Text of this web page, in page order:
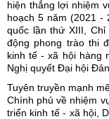
hiện thắng lợi nhiệm
hoạch 5 năm (2021 -
quốc lần thứ XIII, Chỉ
động phong trào thi
kinh tế - xã hội hàng
Nghị quyết Đại hội
Tuyên truyền mạnh
Chính phủ về nhiệm
triển kinh tế - xã hội,